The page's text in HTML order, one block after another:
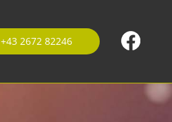
+43 2672 82246